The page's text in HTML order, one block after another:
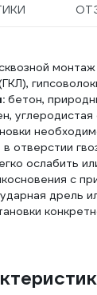
бетон,
отверстии
ослабить
с
ударная дрель